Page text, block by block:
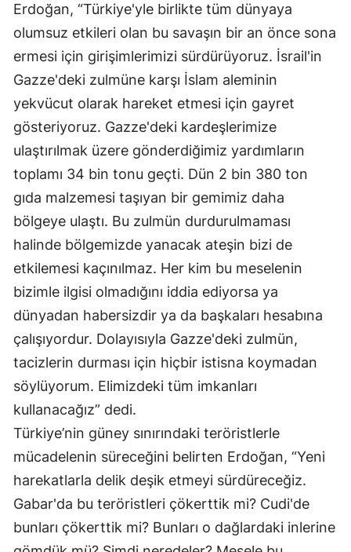
Erdoğan, “Türkiye'yle birlikte tüm dünyaya
olumsuz etkileri olan bu savaşın bir an önce sona
ermesi için girişimlerimizi sürdürüyoruz. İsrail'in
Gazze'deki zulmüne karşı İslam aleminin
yekvücut olarak hareket etmesi için gayret
gösteriyoruz. Gazze'deki kardeşlerimize
ulaştırılmak üzere gönderdiğimiz yardımların
toplamı 34 bin tonu geçti. Dün 2 bin 380 ton
gıda malzemesi taşıyan bir gemimiz daha
bölgeye ulaştı. Bu zulmün durdurulmaması
halinde bölgemizde yanacak ateşin bizi de
etkilemesi kaçınılmaz. Her kim bu meselenin
bizimle ilgisi olmadığını iddia ediyorsa ya
dünyadan habersizdir ya da başkaları hesabına
çalışıyordur. Dolayısıyla Gazze'deki zulmün,
tacizlerin durması için hiçbir istisna koymadan
söylüyorum. Elimizdeki tüm imkanları
kullanacağız” dedi.
Türkiye’nin güney sınırındaki teröristlerle
mücadelenin süreceğini belirten Erdoğan, “Yeni
harekatlarla delik deşik etmeyi sürdüreceğiz.
Gabar'da bu teröristleri çökerttik mi? Cudi'de
bunları çökerttik mi? Bunları o dağlardaki inlerine